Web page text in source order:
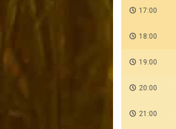
17:00
18:00
19:00
20:00
21:00